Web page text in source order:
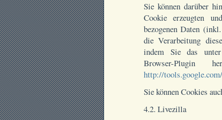
Sie können darüber
Cookie erzeugten
bezogenen Daten
die Verarbeitung
indem Sie das
Browser-Plugin
http://
Sie können Cookies
4.2. Livezilla